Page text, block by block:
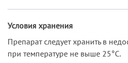
Условия хранения
Препарат следует хранить в
при температуре не выше 25°С.